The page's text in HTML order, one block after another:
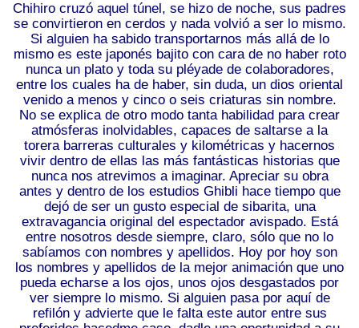
Chihiro cruzó aquel túnel, se hizo de noche, sus padres
se convirtieron en cerdos y nada volvió a ser lo mismo.
Si alguien ha sabido transportarnos más allá de lo
mismo es este japonés bajito con cara de no haber roto
nunca un plato y toda su pléyade de colaboradores,
entre los cuales ha de haber, sin duda, un dios oriental
venido a menos y cinco o seis criaturas sin nombre.
No se explica de otro modo tanta habilidad para crear
atmósferas inolvidables, capaces de saltarse a la
torera barreras culturales y kilométricas y hacernos
vivir dentro de ellas las más fantásticas historias que
nunca nos atrevimos a imaginar. Apreciar su obra
antes y dentro de los estudios Ghibli hace tiempo que
dejó de ser un gusto especial de sibarita, una
extravagancia original del espectador avispado. Está
entre nosotros desde siempre, claro, sólo que no lo
sabíamos con nombres y apellidos. Hoy por hoy son
los nombres y apellidos de la mejor animación que uno
pueda echarse a los ojos, unos ojos desgastados por
ver siempre lo mismo. Si alguien pasa por aquí de
refilón y advierte que le falta este autor entre sus